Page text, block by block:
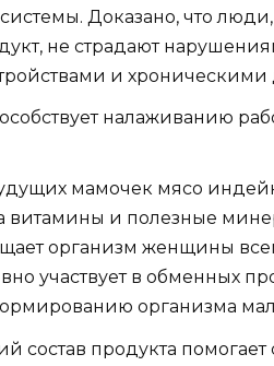
Доказано, что
не страдают
и хроническими
налаживанию
мамочек мясо
витамины и полезные
организм женщины
участвует в обменных
организма
состав продукта помогает